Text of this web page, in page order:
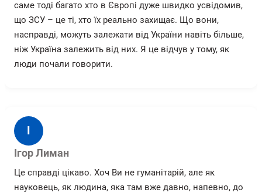
саме тоді багато хто в Європі дуже швидко усвідомив,
що ЗСУ – це ті, хто їх реально захищає. Що вони,
насправді, можуть залежати від України навіть більше,
ніж Україна залежить від них. Я це відчув у тому, як
люди почали говорити.
І
Ігор Лиман
Це справді цікаво. Хоч Ви не гуманітарій, але як
науковець, як людина, яка там вже давно, напевно, до